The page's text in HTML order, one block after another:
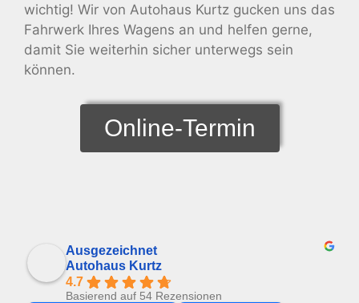
wichtig! Wir von Autohaus Kurtz gucken uns das
Fahrwerk Ihres Wagens an und helfen gerne,
damit Sie weiterhin sicher unterwegs sein
können.
Online-Termin
Ausgezeichnet
Autohaus Kurtz
4.7
Basierend auf 54 Rezensionen